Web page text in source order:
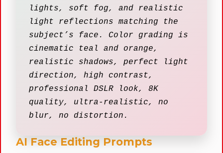
lights, soft fog, and realistic
light reflections matching the
subject’s face. Color grading is
cinematic teal and orange,
realistic shadows, perfect light
direction, high contrast,
professional DSLR look, 8K
quality, ultra-realistic, no
blur, no distortion.
AI Face Editing Prompts